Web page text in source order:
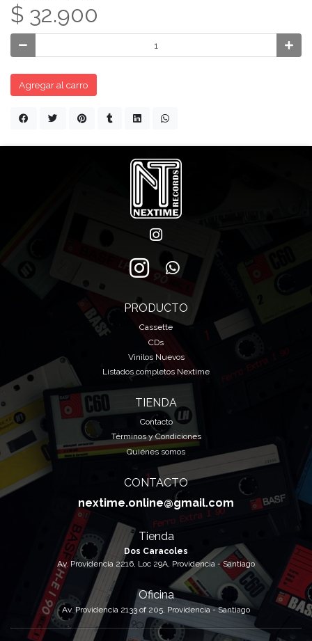
$ 32.900
Agregar al carro
PRODUCTO
Cassette
CDs
Vinilos Nuevos
Listados completos Nextime
TIENDA
Contacto
Términos y Condiciones
Quiénes somos
CONTACTO
nextime.online@gmail.com
Tienda
Dos Caracoles
Av. Providencia 2216, Loc 29A, Providencia - Santiago
Oficina
Av. Providencia 2133 of 205, Providencia - Santiago